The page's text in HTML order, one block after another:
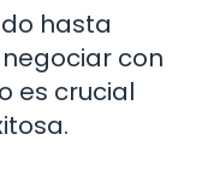
hasta
con
es crucial